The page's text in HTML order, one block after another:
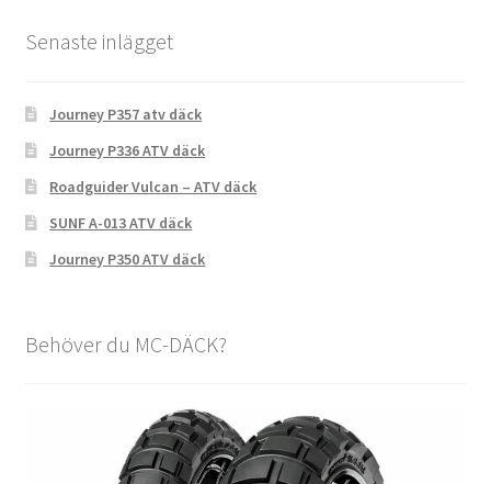
Senaste inlägget
Journey P357 atv däck
Journey P336 ATV däck
Roadguider Vulcan – ATV däck
SUNF A-013 ATV däck
Journey P350 ATV däck
Behöver du MC-DÄCK?